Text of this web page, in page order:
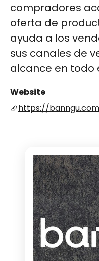
compradores
oferta de
ayuda a los
sus canales de
alcance en todo
Website
https://